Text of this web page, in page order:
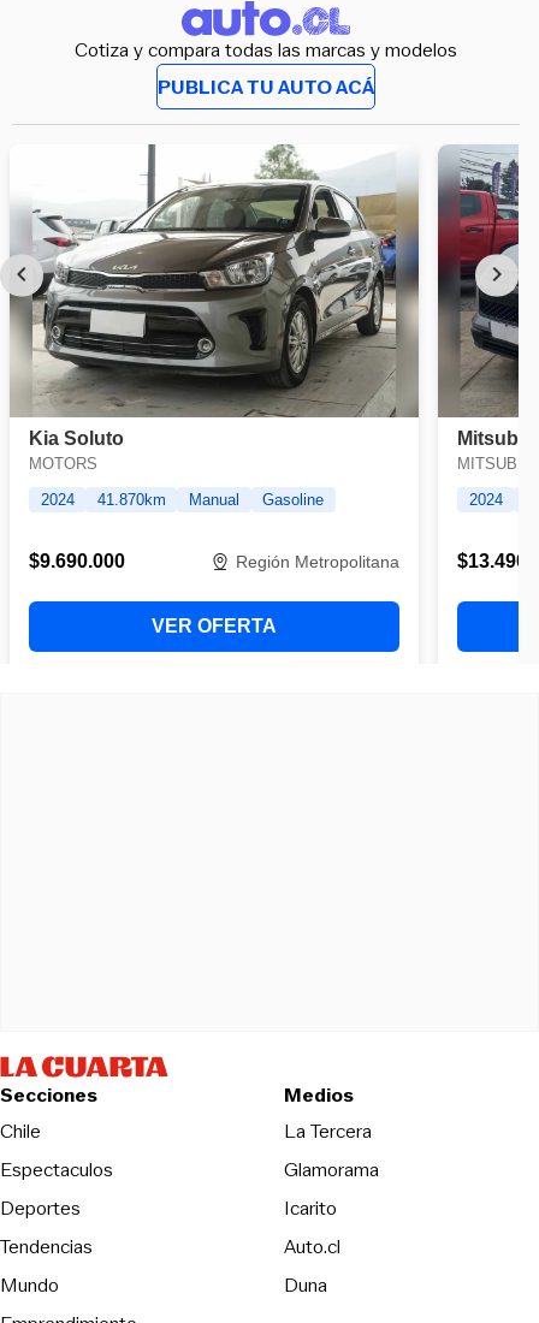
Cotiza y compara todas las marcas y modelos
PUBLICA TU AUTO ACÁ
Secciones
Chile
Espectaculos
Deportes
Tendencias
Mundo
Medios
La TerceraOpens in new
Glamorama
Icarito
Auto.cl
DunaOpens in new window